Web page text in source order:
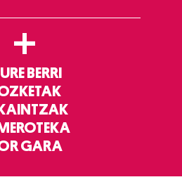
+
BERRI
GARA